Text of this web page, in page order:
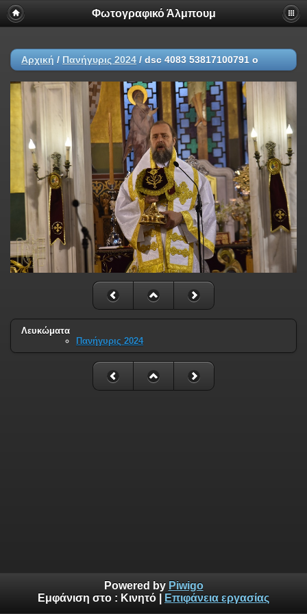
Φωτογραφικό Άλμπουμ
Αρχική / Πανήγυρις 2024 / dsc 4083 53817100791 o
Λευκώματα
Πανήγυρις 2024
Powered by Piwigo
Εμφάνιση στο : Κινητό Επιφάνεια εργασίας